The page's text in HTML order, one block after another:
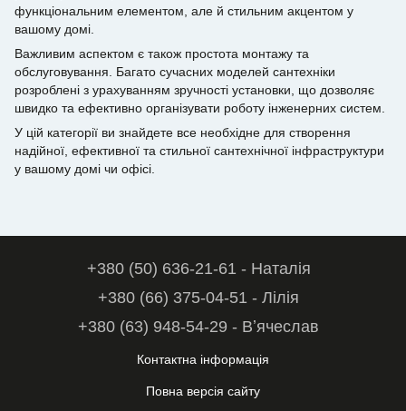
функціональним елементом, але й стильним акцентом у
вашому домі.
Важливим аспектом є також простота монтажу та
обслуговування. Багато сучасних моделей сантехніки
розроблені з урахуванням зручності установки, що дозволяє
швидко та ефективно організувати роботу інженерних систем.
У цій категорії ви знайдете все необхідне для створення
надійної, ефективної та стильної сантехнічної інфраструктури
у вашому домі чи офісі.
+380 (50) 636-21-61 - Наталія
+380 (66) 375-04-51 - Лілія
+380 (63) 948-54-29 - Вʼячеслав
Контактна інформація
Повна версія сайту